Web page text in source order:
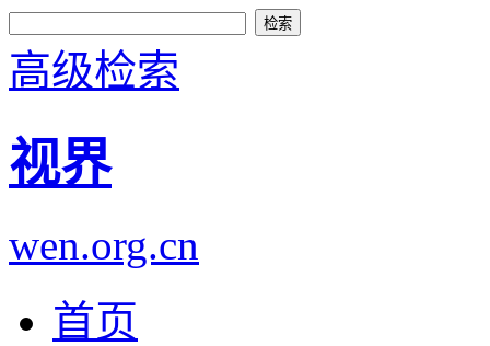
高级检索
视界
wen.org.cn
首页